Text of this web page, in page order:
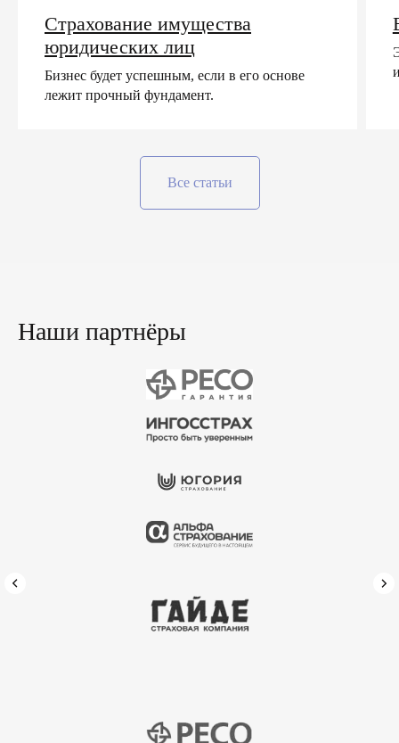
Страхование имущества
юридических лиц
Бизнес будет успешным, если в его основе
лежит прочный фундамент.
Все статьи
Наши партнёры